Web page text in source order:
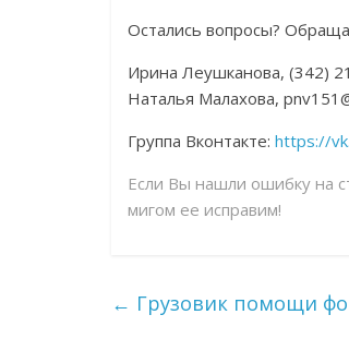
Остались вопросы?
Ирина Леушканова, (342)
Наталья Малахова,
Группа Вконтакте: https://
Если Вы нашли ошибку на
мигом ее исправим!
← Грузовик помощи